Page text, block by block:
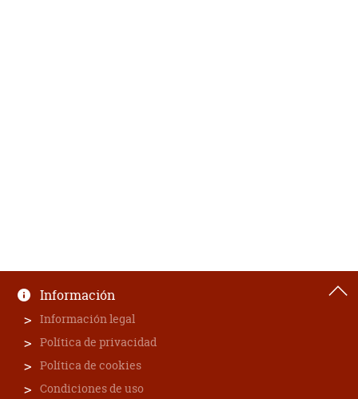
Información
Información legal
Política de privacidad
Política de cookies
Condiciones de uso